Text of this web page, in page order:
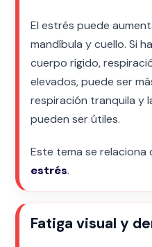
El estrés puede
mandíbula y cuello. Si
cuerpo rígido,
elevados, puede ser
respiración tranquila y
pueden ser útiles.
Este tema se relaciona
estrés.
Fatiga visual y